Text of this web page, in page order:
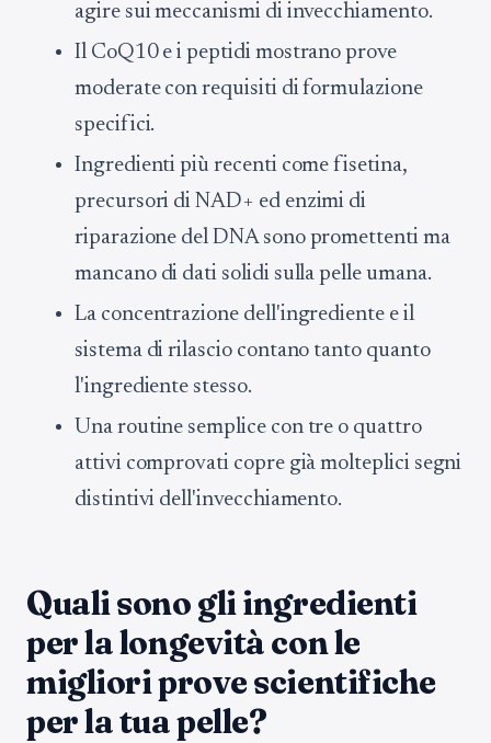
agire sui meccanismi di invecchiamento.
Il CoQ10 e i peptidi mostrano prove
moderate con requisiti di formulazione
specifici.
Ingredienti più recenti come fisetina,
precursori di NAD+ ed enzimi di
riparazione del DNA sono promettenti ma
mancano di dati solidi sulla pelle umana.
La concentrazione dell'ingrediente e il
sistema di rilascio contano tanto quanto
l'ingrediente stesso.
Una routine semplice con tre o quattro
attivi comprovati copre già molteplici segni
distintivi dell'invecchiamento.
Quali sono gli ingredienti
per la longevità con le
migliori prove scientifiche
per la tua pelle?